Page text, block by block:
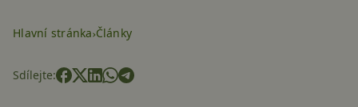
Hlavní stránka Články
Sdílejte: